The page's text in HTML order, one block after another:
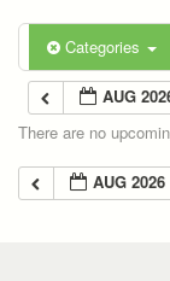
Categories
AUG
There are no
AUG 2026